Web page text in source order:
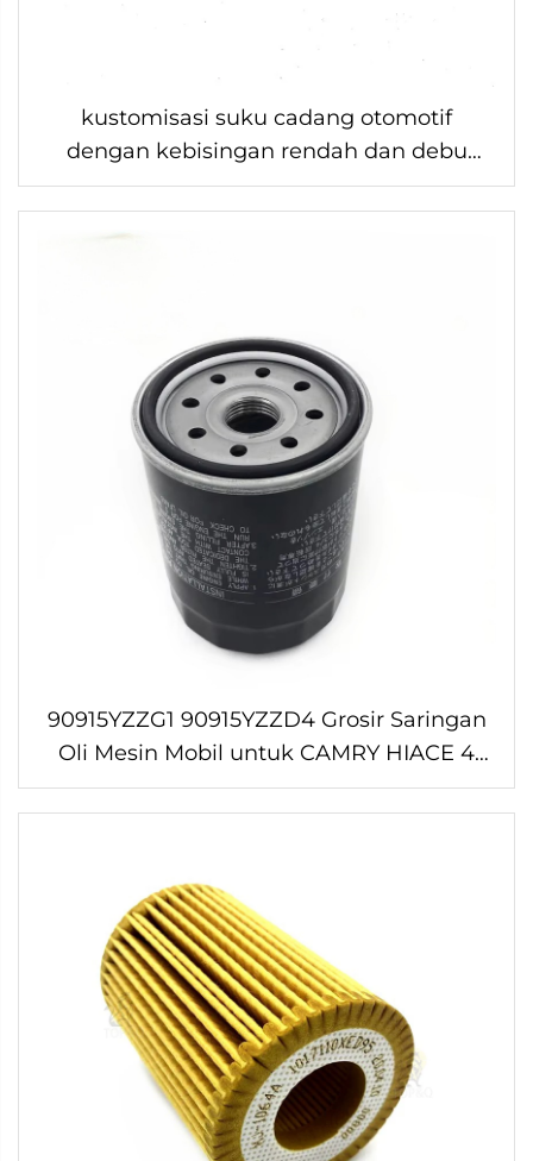
kustomisasi suku cadang otomotif
dengan kebisingan rendah dan debu
rendah, kampas rem semi logam d816
untuk FORD
90915YZZG1 90915YZZD4 Grosir Saringan
Oli Mesin Mobil untuk CAMRY HIACE 4
RUNNER